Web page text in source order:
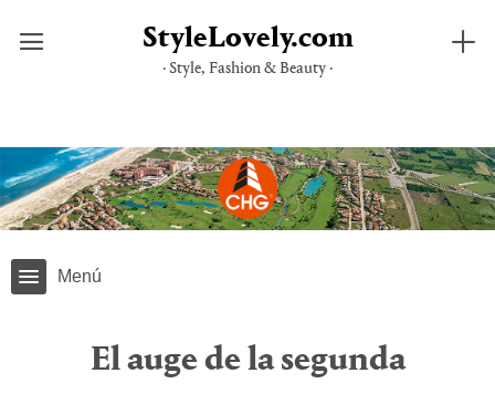
contenido
StyleLovely.com
· Style, Fashion & Beauty ·
Menú
El auge de la segunda